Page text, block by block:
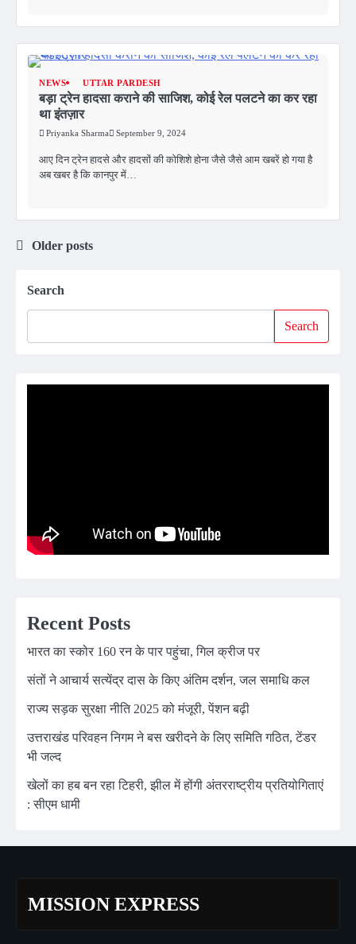
NEWS UTTAR PARDESH
बड़ा ट्रेन हादसा कराने की साजिश, कोई रेल पलटने का कर रहा
था इंतज़ार
Priyanka Sharma September 9, 2024
आए दिन ट्रेन हादसे और हादसों की कोशिशे होना जैसे जैसे आम खबरें हो गया है
अब खबर है कि कानपुर में…
Posts
Older posts
Search
Search
Recent Posts
भारत का स्कोर 160 रन के पार पहुंचा, गिल क्रीज पर
संतों ने आचार्य सत्येंद्र दास के किए अंतिम दर्शन, जल समाधि कल
राज्य सड़क सुरक्षा नीति 2025 को मंजूरी, पेंशन बढ़ी
उत्तराखंड परिवहन निगम ने बस खरीदने के लिए समिति गठित, टेंडर
भी जल्द
खेलों का हब बन रहा टिहरी, झील में होंगी अंतरराष्ट्रीय प्रतियोगिताएं
: सीएम धामी
MISSION EXPRESS